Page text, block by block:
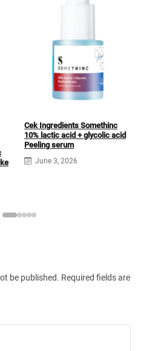
Cek Ingredients Somethinc
10% lactic acid + glycolic acid
Peeling serum
June 3, 2026
be published. Required fields are